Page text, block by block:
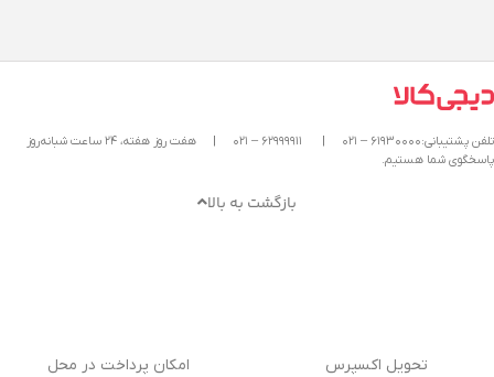
تلفن پشتیبانی:۶۱۹۳۰۰۰۰ – ۰۲۱
هفت روز هفته، ۲۴ ساعت شبانه‌روز
پاسخگوی شما هستیم.
بازگشت به بالا
تحویل اکسپرس امکان پرداخت در محل